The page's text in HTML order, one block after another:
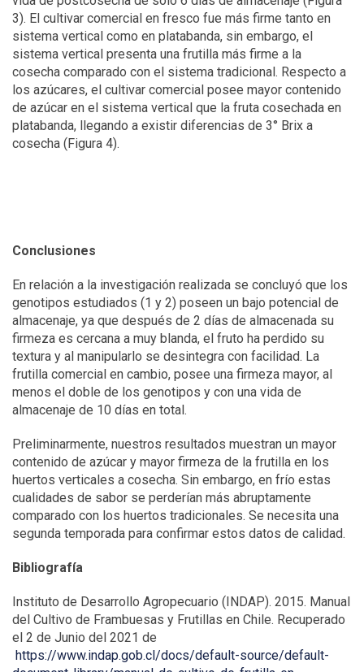
3). El cultivar comercial en fresco fue más firme tanto en
sistema vertical como en platabanda, sin embargo, el
sistema vertical presenta una frutilla más firme a la
cosecha comparado con el sistema tradicional. Respecto a
los azúcares, el cultivar comercial posee mayor contenido
de azúcar en el sistema vertical que la fruta cosechada en
platabanda, llegando a existir diferencias de 3° Brix a
cosecha (Figura 4).
Conclusiones
En relación a la investigación realizada se concluyó que los
genotipos estudiados (1 y 2) poseen un bajo potencial de
almacenaje, ya que después de 2 días de almacenada su
firmeza es cercana a muy blanda, el fruto ha perdido su
textura y al manipularlo se desintegra con facilidad. La
frutilla comercial en cambio, posee una firmeza mayor, al
menos el doble de los genotipos y con una vida de
almacenaje de 10 días en total.
Preliminarmente, nuestros resultados muestran un mayor
contenido de azúcar y mayor firmeza de la frutilla en los
huertos verticales a cosecha. Sin embargo, en frío estas
cualidades de sabor se perderían más abruptamente
comparado con los huertos tradicionales. Se necesita una
segunda temporada para confirmar estos datos de calidad.
Bibliografía
Instituto de Desarrollo Agropecuario (INDAP). 2015. Manual
del Cultivo de Frambuesas y Frutillas en Chile. Recuperado
el 2 de Junio del 2021 de
https://www.indap.gob.cl/docs/default-source/default-